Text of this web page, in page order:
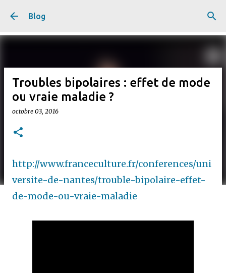
Blog
Troubles bipolaires : effet de mode
ou vraie maladie ?
octobre 03, 2016
http://www.franceculture.fr/conferences/uni
versite-de-nantes/trouble-bipolaire-effet-
de-mode-ou-vraie-maladie